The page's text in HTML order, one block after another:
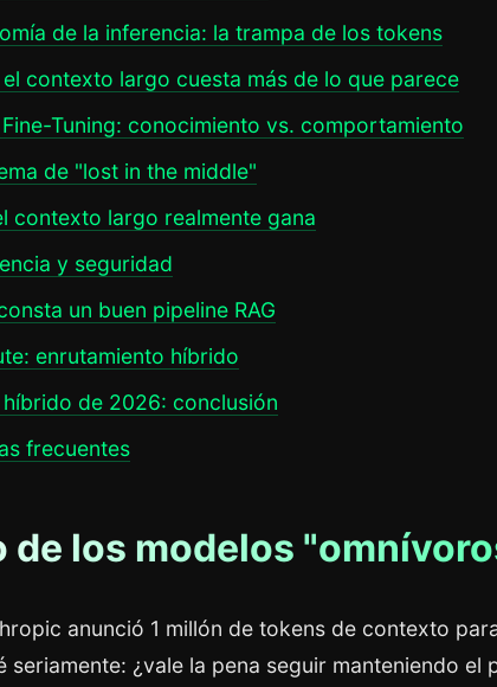
de la inferencia: la trampa de los tokens
contexto largo cuesta más de lo que parece
Fine-Tuning: conocimiento vs. comportamiento
de "lost in the middle"
contexto largo realmente gana
y seguridad
un buen pipeline RAG
enrutamiento híbrido
híbrido de 2026: conclusión
frecuentes
de los modelos
anunció 1 millón de tokens de contexto
seriamente: ¿vale la pena seguir manteniendo el